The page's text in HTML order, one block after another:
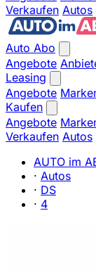
Verkaufen Autos
Auto Abo
Angebote
Leasing
Angebote
Kaufen
Angebote
Verkaufen Autos
AUTO im
· Autos
· DS
· 4